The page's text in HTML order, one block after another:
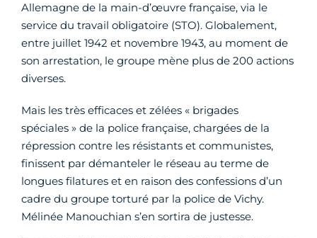
Allemagne de la main-d’œuvre française, via le
service du travail obligatoire (STO). Globalement,
entre juillet 1942 et novembre 1943, au moment de
son arrestation, le groupe mène plus de 200 actions
diverses.
Mais les très efficaces et zélées « brigades
spéciales » de la police française, chargées de la
répression contre les résistants et communistes,
finissent par démanteler le réseau au terme de
longues filatures et en raison des confessions d’un
cadre du groupe torturé par la police de Vichy.
Mélinée Manouchian s’en sortira de justesse.